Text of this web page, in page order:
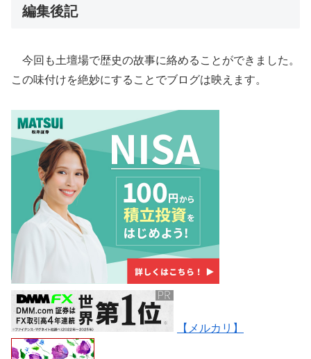
編集後記
今回も土壇場で歴史の故事に絡めることができました。
この味付けを絶妙にすることでブログは映えます。
【メルカリ】